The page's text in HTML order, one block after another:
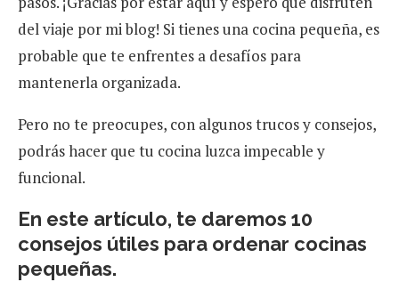
del viaje por mi blog! Si tienes una cocina pequeña, es
probable que te enfrentes a desafíos para
mantenerla organizada.
Pero no te preocupes, con algunos trucos y consejos,
podrás hacer que tu cocina luzca impecable y
funcional.
En este artículo, te daremos 10
consejos útiles para ordenar cocinas
pequeñas.